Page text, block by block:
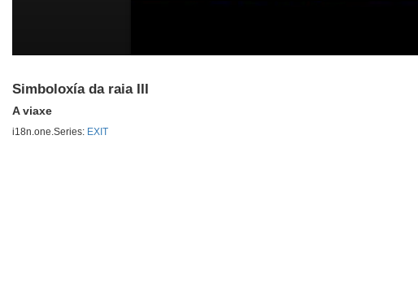
Simboloxía da raia III
A viaxe
i18n.one.Series: EXIT